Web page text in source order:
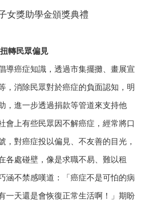
女獎助學金頒獎典禮
轉民眾偏見
導癌症知識，透過市集擺攤、畫展宣
，消除民眾對於癌症的負面認知，明
，進一步透過捐款等管道來支持他
會上有些民眾因不解癌症，經常將口
，對癌症投以偏見、不友善的目光，
各處碰壁，像是求職不易、難以租
涵不禁感嘆道：「癌症不是可怕的病
一天還是會恢復正常生活啊！」期盼